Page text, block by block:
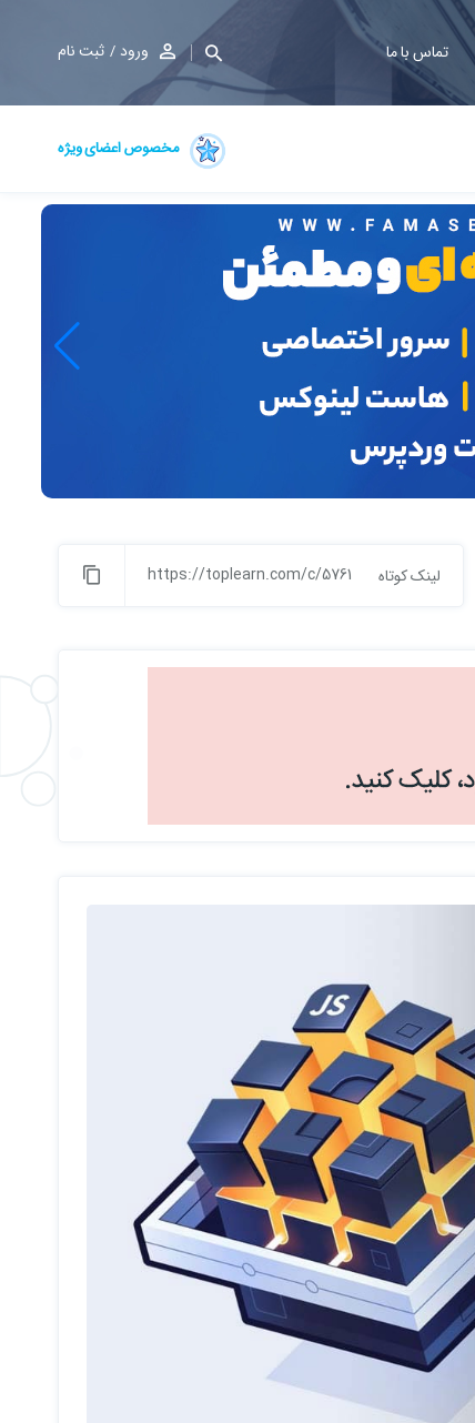
تماس با ما ورود ثبت نام
مخصوص اعضای ویژه
لینک کوتاه https://toplearn.com/c/5761